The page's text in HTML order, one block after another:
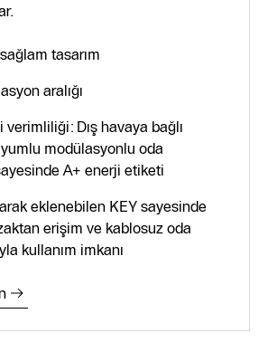
tasarım
aralığı
verimliliği: Dış havaya bağlı
modülasyonlu oda
A+ enerji etiketi
eklenebilen KEY sayesinde
erişim ve kablosuz oda
kullanım imkanı